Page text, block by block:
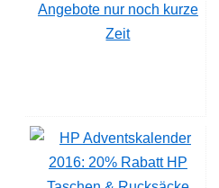
Angebote nur noch kurze
Zeit